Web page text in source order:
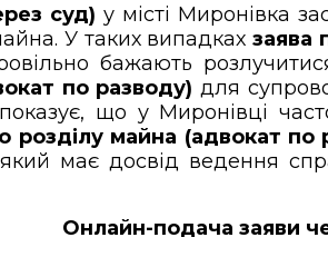
суд) у місті Миронівка
У таких випадках заява
бажають
по разводу) для
що у Миронівці
розділу майна (адвокат
має досвід ведення
Онлайн-подача заяви